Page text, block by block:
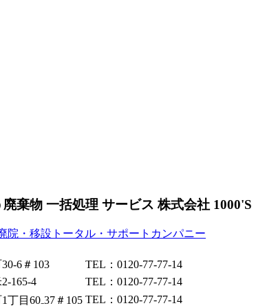
棄物 一括処理 サービス 株式会社 1000'S
6＃103
TEL：0120-77-77-14
165-4
TEL：0120-77-77-14
丁目60₋37＃105 TEL：0120-77-77-14